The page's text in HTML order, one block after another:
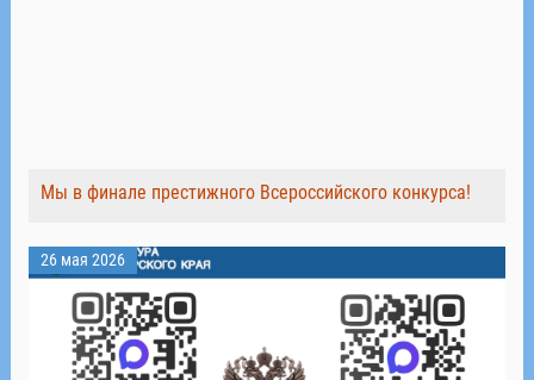
Мы в финале престижного Всероссийского конкурса!
26 мая 2026